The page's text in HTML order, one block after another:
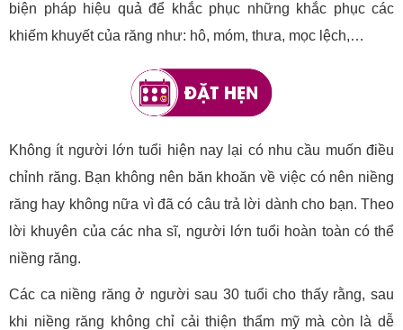
biện pháp hiệu quả để khắc phục những khắc phục các
khiếm khuyết của răng như: hô, móm, thưa, mọc lệch,…
Không ít người lớn tuổi hiện nay lại có nhu cầu muốn điều
chỉnh răng. Bạn không nên băn khoăn về việc có nên niềng
răng hay không nữa vì đã có câu trả lời dành cho bạn. Theo
lời khuyên của các nha sĩ, người lớn tuổi hoàn toàn có thể
niềng răng.
Các ca niềng răng ở người sau 30 tuổi cho thấy rằng, sau
khi niềng răng không chỉ cải thiện thẩm mỹ mà còn là dễ